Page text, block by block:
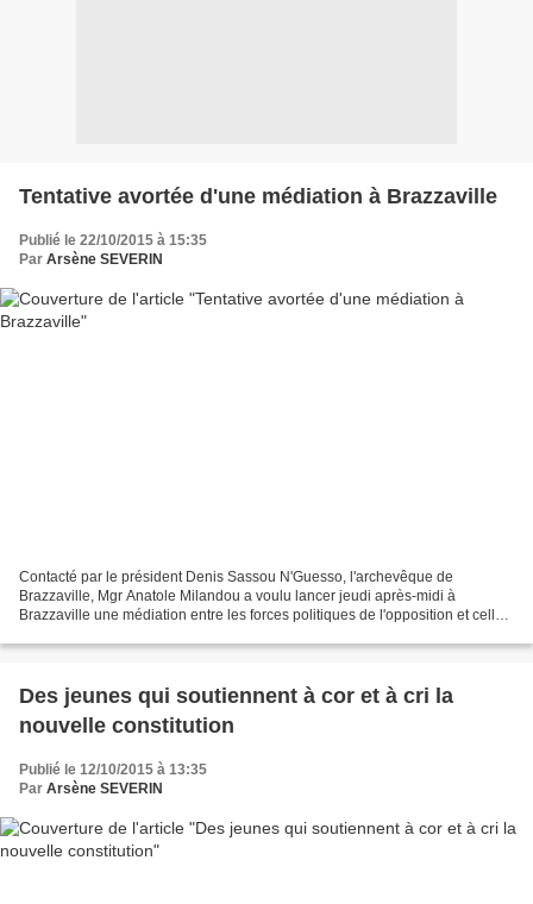
Tentative avortée d'une médiation à Brazzaville
Publié le 22/10/2015 à 15:35
Par Arsène SEVERIN
Contacté par le président Denis Sassou N'Guesso, l'archevêque de
Brazzaville, Mgr Anatole Milandou a voulu lancer jeudi après-midi à
Brazzaville une médiation entre les forces politiques de l'opposition et celles
Des jeunes qui soutiennent à cor et à cri la
nouvelle constitution
Publié le 12/10/2015 à 13:35
Par Arsène SEVERIN